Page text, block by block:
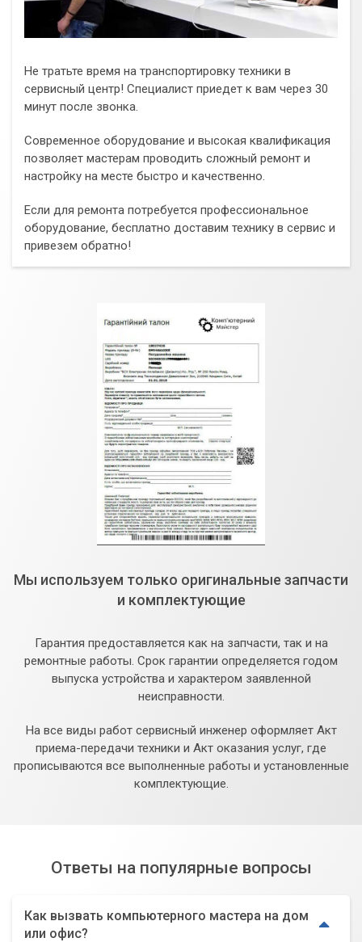
Не тратьте время на транспортировку техники в
сервисный центр! Специалист приедет к вам через 30
минут после звонка.
Современное оборудование и высокая квалификация
позволяет мастерам проводить сложный ремонт и
настройку на месте быстро и качественно.
Если для ремонта потребуется профессиональное
оборудование, бесплатно доставим технику в сервис и
привезем обратно!
Мы используем только оригинальные запчасти
и комплектующие
Гарантия предоставляется как на запчасти, так и на
ремонтные работы. Срок гарантии определяется годом
выпуска устройства и характером заявленной
неисправности.
На все виды работ сервисный инженер оформляет Акт
приема-передачи техники и Акт оказания услуг, где
прописываются все выполненные работы и установленные
комплектующие.
Ответы на популярные вопросы
Как вызвать компьютерного мастера на дом
или офис?